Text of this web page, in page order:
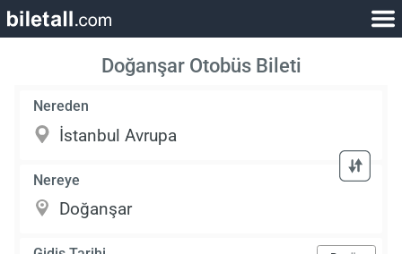
Doğanşar Otobüs Bileti
Nereden
Nereye